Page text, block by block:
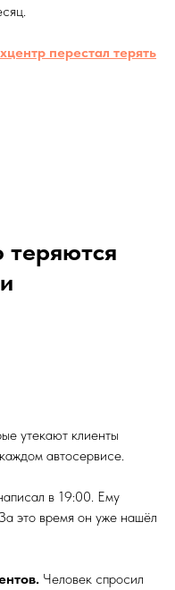
перестал терять
теряются
утекают клиенты
автосервисе.
в 19:00. Ему
это время он уже нашёл
Человек спросил